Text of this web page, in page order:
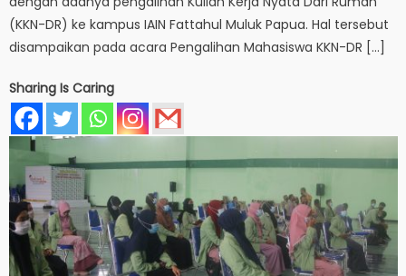
(KKN-DR) ke kampus IAIN Fattahul Muluk Papua. Hal tersebut
disampaikan pada acara Pengalihan Mahasiswa KKN-DR […]
Sharing Is Caring